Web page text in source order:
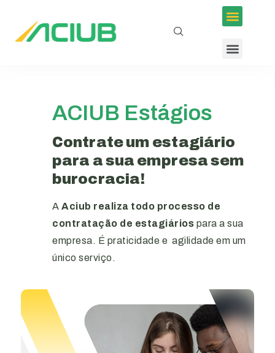
ACIUB Estágios
Contrate um estagiário
para a sua empresa sem
burocracia!
A Aciub realiza todo processo de
contratação de estagiários para a sua
empresa. É praticidade e agilidade em um
único serviço.